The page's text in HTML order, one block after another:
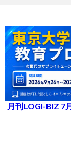
月刊LOGI-BIZ 7